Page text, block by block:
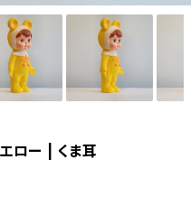
ロー | くま耳